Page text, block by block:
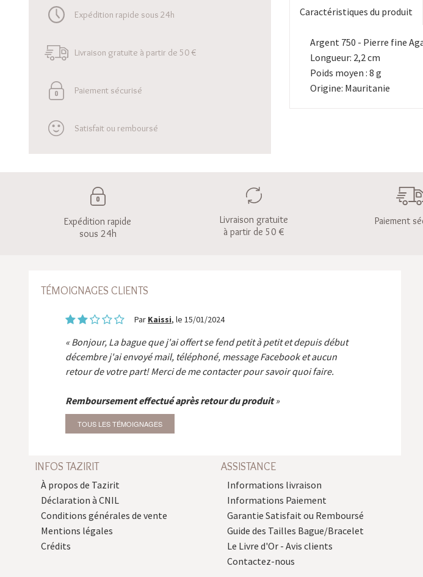
Expédition rapide sous 24h
Livraison gratuite à partir de 50 €
Paiement sécurisé
Satisfait ou remboursé
Caractéristiques du produit
Argent 750 - Pierre fine
Longueur: 2,2 cm
Poids moyen : 8 g
Origine: Mauritanie
Expédition rapide
sous 24h
Livraison gratuite
à partir de 50 €
Paiement
TÉMOIGNAGES CLIENTS
Par Kaissi, le 15/01/2024
Bonjour, La bague que j'ai offert se fend petit à petit et depuis début
décembre j'ai envoyé mail, téléphoné, message Facebook et aucun
retour de votre part! Merci de me contacter pour savoir quoi faire.
Remboursement effectué après retour du produit
TOUS LES TÉMOIGNAGES
INFOS TAZIRIT
À propos de Tazirit
Déclaration à CNIL
Conditions générales de vente
Mentions légales
Crédits
ASSISTANCE
Informations livraison
Informations Paiement
Garantie Satisfait ou Remboursé
Guide des Tailles Bague/Bracelet
Le Livre d'Or - Avis clients
Contactez-nous